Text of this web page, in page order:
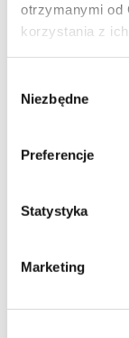
otrzymanymi od
korzystania z ich
zgody
Niezbędne
Preferencje
Statystyka
Marketing
Ulica